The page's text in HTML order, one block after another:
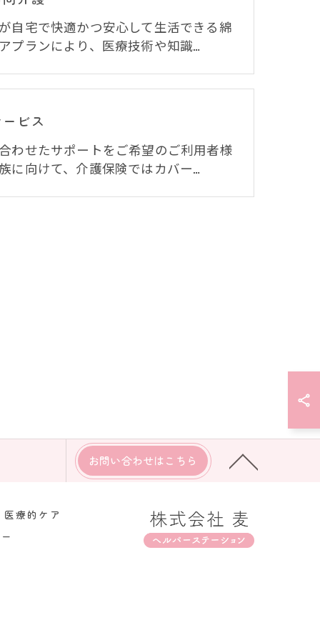
自宅で快適かつ安心して生活できる綿
プランにより、医療技術や知識…
ビス
わせたサポートをご希望のご利用者様
に向けて、介護保険ではカバー…
お問い合わせはこちら
医療的ケア